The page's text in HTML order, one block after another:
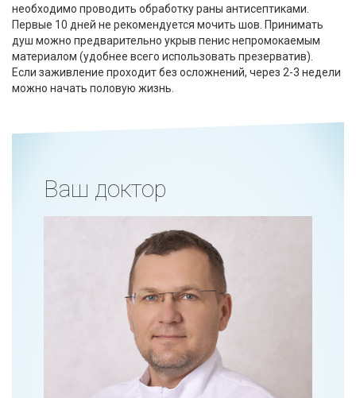
необходимо проводить обработку раны антисептиками.
Первые 10 дней не рекомендуется мочить шов. Принимать
душ можно предварительно укрыв пенис непромокаемым
материалом (удобнее всего использовать презерватив).
Если заживление проходит без осложнений, через 2-3 недели
можно начать половую жизнь.
Ваш доктор